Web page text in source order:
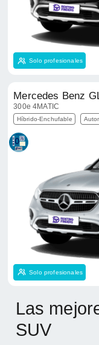
Solo profesionales
Mercedes Benz
300e 4MATIC
Híbrido-Enchufable
Solo profesionales
Las
SUV